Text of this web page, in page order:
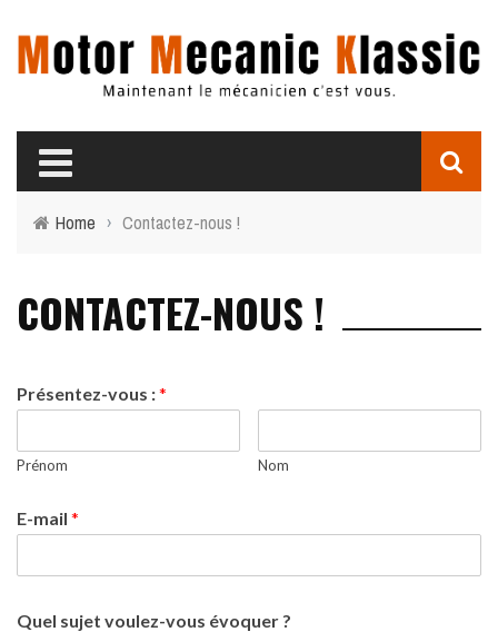
Home › Contactez-nous !
CONTACTEZ-NOUS !
Présentez-vous :*
Prénom Nom
E-mail *
Quel sujet voulez-vous évoquer ?